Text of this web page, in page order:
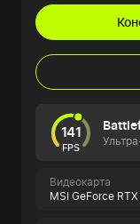
141
FPS
Видеокарта
MSI GeForce